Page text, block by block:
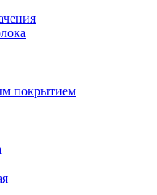
покрытием